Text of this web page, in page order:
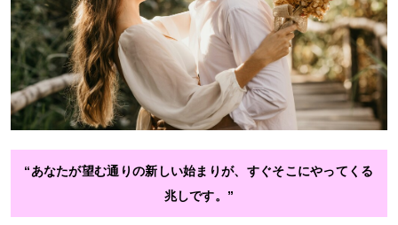
“あなたが望む通りの新しい始まりが、すぐそこにやってくる
兆しです。”